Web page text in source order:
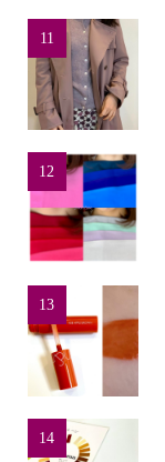
11
12
13
14